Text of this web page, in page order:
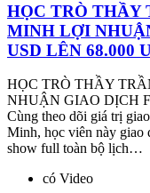
HỌC TRÒ THẦY
MINH LỢI
USD LÊN 68.000
HỌC TRÒ THẦY
NHUẬN GIAO DỊCH
Cùng theo dõi giá trị
Minh, học viên này giao
show full toàn bộ lịch…
có Video